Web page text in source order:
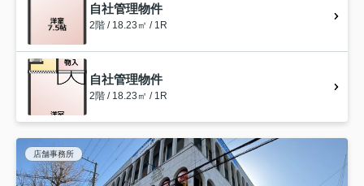
自社管理物件
2階 / 18.23㎡ / 1R
自社管理物件
2階 / 18.23㎡ / 1R
店舗事務所